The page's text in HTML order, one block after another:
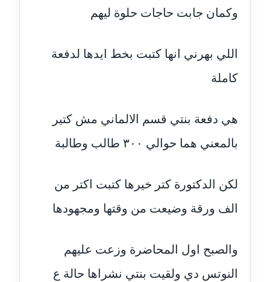
مدونة اسماعيل ابو زيد
عاملة
مدونة اسيمة اسامه
عاملة
مدونة أشرف القط
وكمان جابت حاجات حلوة ليهم
اللي بهرني انها كتبت بخط ايدها لدفعة
كاملة
هي دفعة بنتي قسم الالماني مش كتير
بالمعني هما حوالي ٣٠٠ طالب وطالبة
لكن الدكتورة كتر خيرها كتبت اكتر من
الف ورقة وضيعت من وقتها ومجهودها
والصبح اول المحاضرة وزعت عليهم
النوتس دي ولقيت بنتي نشراها حالة ع